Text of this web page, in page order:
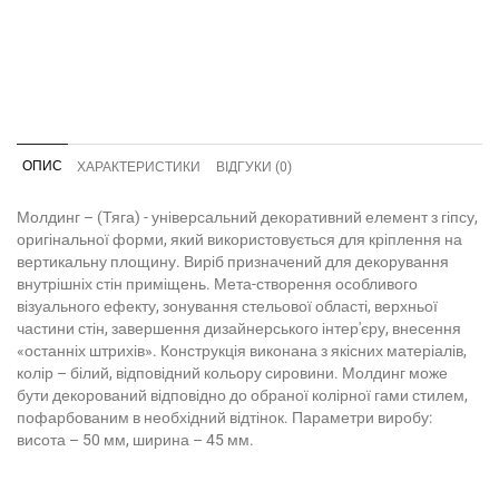
ОПИС ХАРАКТЕРИСТИКИ ВІДГУКИ (0)
Молдинг – (Тяга) - універсальний декоративний елемент з гіпсу,
оригінальної форми, який використовується для кріплення на
вертикальну площину. Виріб призначений для декорування
внутрішніх стін приміщень. Мета-створення особливого
візуального ефекту, зонування стельової області, верхньої
частини стін, завершення дизайнерського інтер'єру, внесення
«останніх штрихів». Конструкція виконана з якісних матеріалів,
колір – білий, відповідний кольору сировини. Молдинг може
бути декорований відповідно до обраної колірної гами стилем,
пофарбованим в необхідний відтінок. Параметри виробу:
висота – 50 мм, ширина – 45 мм.